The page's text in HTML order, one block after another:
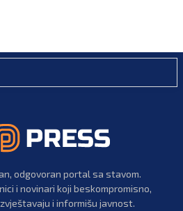
odgovoran portal sa stavom.
i novinari koji beskompromisno,
i informišu javnost.